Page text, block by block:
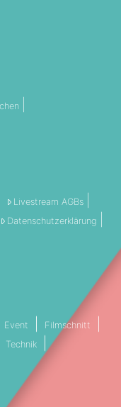
Livestream AGBs
Datenschutzerklärung
Event
Filmschnitt
Technik